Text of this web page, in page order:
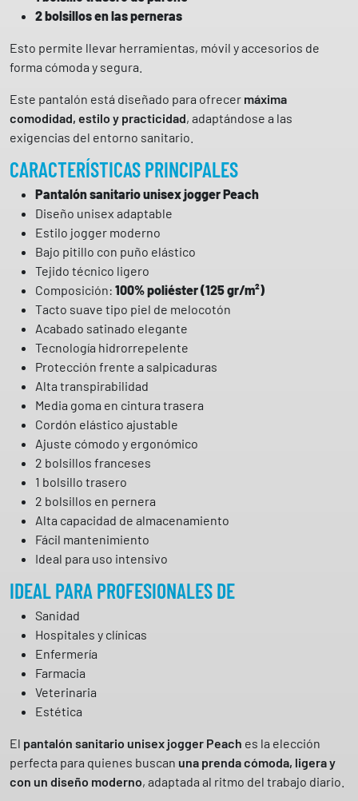
d
2 bolsillos en las perneras
Esto permite llevar herramientas, móvil y accesorios de
forma cómoda y segura.
Este pantalón está diseñado para ofrecer máxima
comodidad, estilo y practicidad, adaptándose a las
exigencias del entorno sanitario.
CARACTERÍSTICAS PRINCIPALES
Pantalón sanitario unisex jogger Peach
Diseño unisex adaptable
Estilo jogger moderno
Bajo pitillo con puño elástico
Tejido técnico ligero
Composición: 100% poliéster (125 gr/m²)
Tacto suave tipo piel de melocotón
Acabado satinado elegante
Tecnología hidrorrepelente
Protección frente a salpicaduras
Alta transpirabilidad
Media goma en cintura trasera
Cordón elástico ajustable
Ajuste cómodo y ergonómico
2 bolsillos franceses
1 bolsillo trasero
2 bolsillos en pernera
Alta capacidad de almacenamiento
Fácil mantenimiento
Ideal para uso intensivo
IDEAL PARA PROFESIONALES DE
Sanidad
Hospitales y clínicas
Enfermería
Farmacia
Veterinaria
Estética
El pantalón sanitario unisex jogger Peach es la elección
perfecta para quienes buscan una prenda cómoda, ligera y
con un diseño moderno, adaptada al ritmo del trabajo diario.